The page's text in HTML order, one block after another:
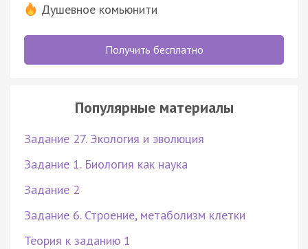
Душевное комьюнити
Получить бесплатно
Популярные материалы
Задание 27. Экология и эволюция
Задание 1. Биология как наука
Задание 2
Задание 6. Строение, метаболизм клетки
Теория к заданию 1